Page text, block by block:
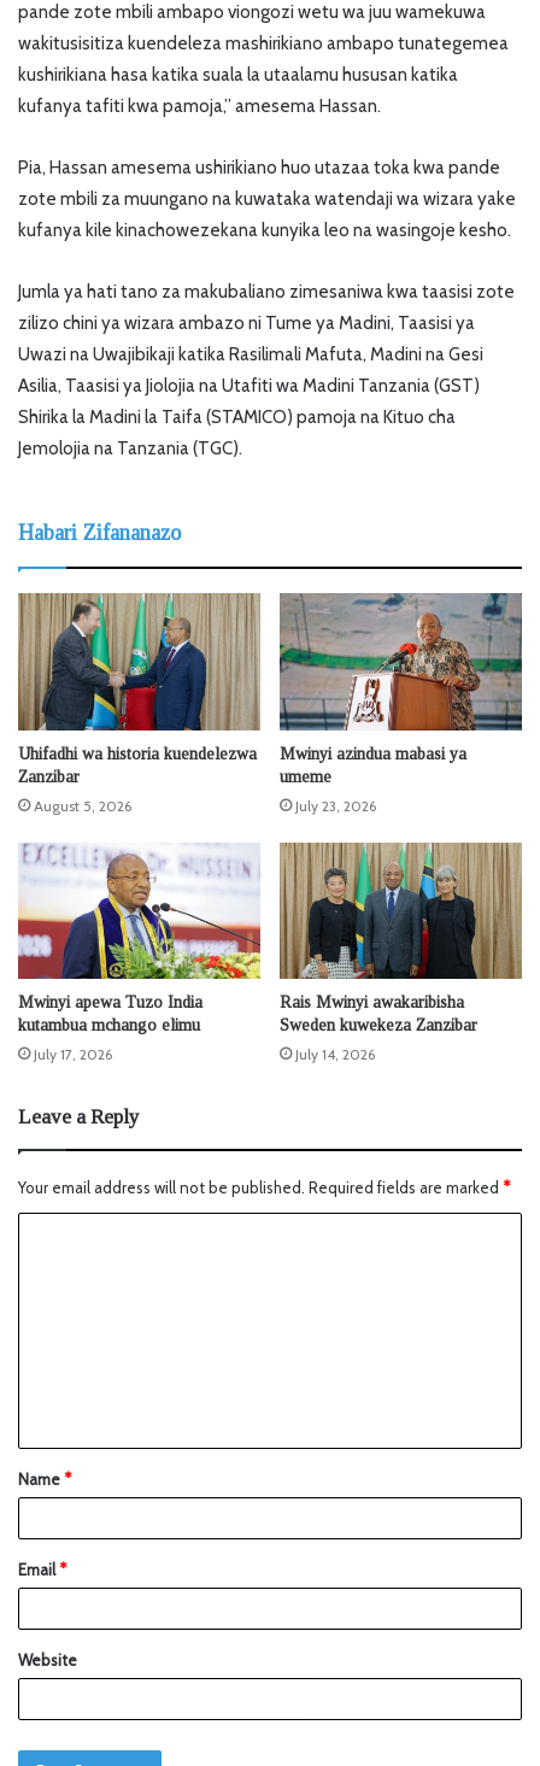
pande zote mbili ambapo viongozi wetu wa juu wamekuwa
wakitusisitiza kuendeleza mashirikiano ambapo tunategemea
kushirikiana hasa katika suala la utaalamu hususan katika
kufanya tafiti kwa pamoja,” amesema Hassan.
Pia, Hassan amesema ushirikiano huo utazaa toka kwa pande
zote mbili za muungano na kuwataka watendaji wa wizara yake
kufanya kile kinachowezekana kunyika leo na wasingoje kesho.
Jumla ya hati tano za makubaliano zimesaniwa kwa taasisi zote
zilizo chini ya wizara ambazo ni Tume ya Madini, Taasisi ya
Uwazi na Uwajibikaji katika Rasilimali Mafuta, Madini na Gesi
Asilia, Taasisi ya Jiolojia na Utafiti wa Madini Tanzania (GST)
Shirika la Madini la Taifa (STAMICO) pamoja na Kituo cha
Jemolojia na Tanzania (TGC).
Habari Zifananazo
Uhifadhi wa historia kuendelezwa
Zanzibar
August 5, 2026
Mwinyi azindua mabasi ya
umeme
July 23, 2026
Mwinyi apewa Tuzo India
kutambua mchango elimu
July 17, 2026
Rais Mwinyi awakaribisha
Sweden kuwekeza Zanzibar
July 14, 2026
Leave a Reply
Your email address will not be published. Required fields are marked *
Name*
Email*
Website